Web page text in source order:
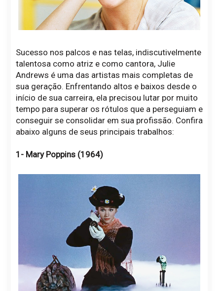
Sucesso nos palcos e nas telas, indiscutivelmente
talentosa como atriz e como cantora, Julie
Andrews é uma das artistas mais completas de
sua geração. Enfrentando altos e baixos desde o
início de sua carreira, ela precisou lutar por muito
tempo para superar os rótulos que a perseguiam e
conseguir se consolidar em sua profissão. Confira
abaixo alguns de seus principais trabalhos:
1- Mary Poppins (1964)